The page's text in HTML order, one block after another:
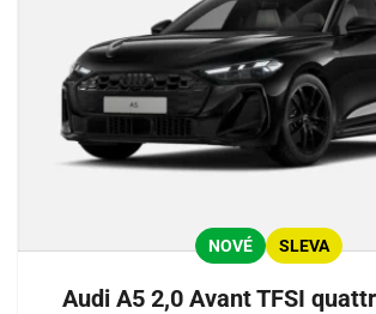
NOVÉ SLEVA
Audi A5 2,0 Avant TFSI